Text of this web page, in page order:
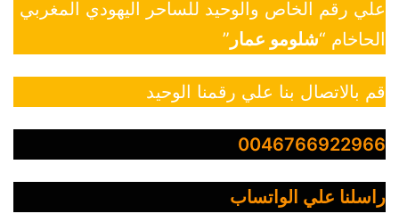
علي رقم الخاص والوحيد للساحر اليهودي المغربي
الحاخام “شلومو عمار ”
قم بالاتصال بنا علي رقمنا الوحيد
0046766922966
راسلنا علي الواتساب